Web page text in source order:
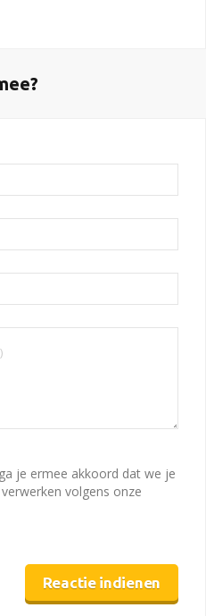
je ermee akkoord dat we je
volgens onze